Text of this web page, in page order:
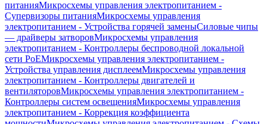
питанияМикросхемы управления электропитанием -
Супервизоры питанияМикросхемы управления
электропитанием - Устройства горячей заменыСиловые чипы
— драйверы затворовМикросхемы управления
электропитанием - Контроллеры беспроводной локальной
сети PoEМикросхемы управления электропитанием -
Устройства управления дисплеемМикросхемы управления
электропитанием - Контроллеры двигателей и
вентиляторовМикросхемы управления электропитанием -
Контроллеры систем освещенияМикросхемы управления
электропитанием - Коррекция коэффициента